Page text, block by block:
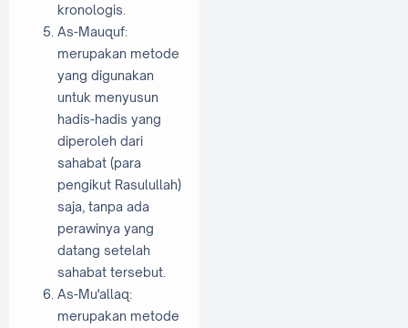
kronologis.
As-Mauquf:
merupakan metode
yang digunakan
untuk menyusun
hadis-hadis yang
diperoleh dari
sahabat (para
pengikut Rasulullah)
saja, tanpa ada
perawinya yang
datang setelah
sahabat tersebut.
As-Mu'allaq:
merupakan metode